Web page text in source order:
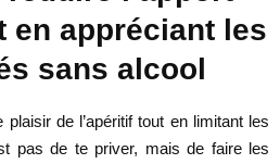
en appréciant les
sans alcool
de l’apéritif tout en limitant les
pas de te priver, mais de faire les